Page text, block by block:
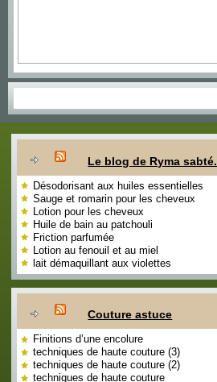
Le blog de Ryma sabté.
Désodorisant aux huiles essentielles
Sauge et romarin pour les cheveux
Lotion pour les cheveux
Huile de bain au patchouli
Friction parfumée
Lotion au fenouil et au miel
lait démaquillant aux violettes
Couture astuce
Finitions d’une encolure
techniques de haute couture (3)
techniques de haute couture (2)
techniques de haute couture